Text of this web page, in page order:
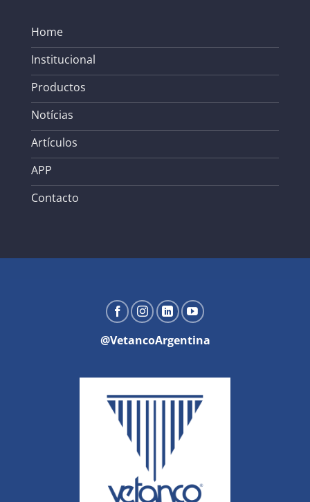
Home
Institucional
Productos
Notícias
Artículos
APP
Contacto
@VetancoArgentina